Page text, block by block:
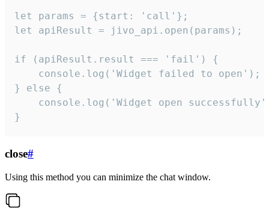
let params = {start: 'call'};
let apiResult = jivo_api.open(params);
if (apiResult.result === 'fail') {
    console.log('Widget failed to open');
} else {
console.log('Widget open
}
close#
Using this method you can minimize the chat window.